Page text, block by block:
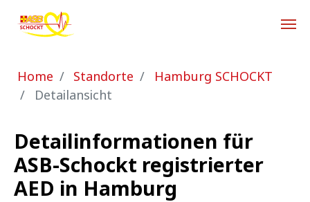
Zum Hauptinhalt springen
Sie sind hier:
Home Standorte
Hamburg SCHOCKT
Detailansicht
Detailinformationen für
ASB-Schockt registrierter
AED in Hamburg